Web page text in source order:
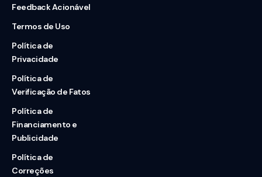
Feedback Acionável
Termos de Uso
Política de
Privacidade
Política de
Verificação de Fatos
Política de
Financiamento e
Publicidade
Política de
Correções